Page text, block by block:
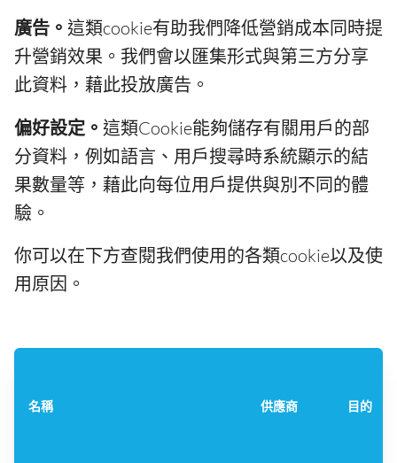
廣告。 這類cookie有助我們降低營銷成本同時提
升營銷效果。我們會以匯集形式與第三方分享
此資料，藉此投放廣告。
偏好設定。 這類Cookie能夠儲存有關用戶的部
分資料，例如語言、用戶搜尋時系統顯示的結
果數量等，藉此向每位用戶提供與別不同的體
驗。
你可以在下方查閱我們使用的各類cookie以及使
用原因。
名稱 供應商 目的